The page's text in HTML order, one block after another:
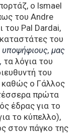
ο Ismael
του Andre
του Pal Dardai,
του
υποψήφιους, μας
τα λόγια του
του
καθώς ο Γάλλος
πρώτα
έδρας για το
το κύπελλο),
στον πάγκο της